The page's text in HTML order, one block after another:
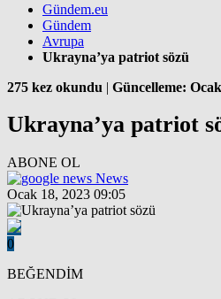
Gündem.eu
Gündem
Avrupa
Ukrayna’ya patriot sözü
275 kez okundu | Güncelleme:
Ukrayna’ya patriot
ABONE OL
News
Ocak 18, 2023 09:05
0
BEĞENDİM